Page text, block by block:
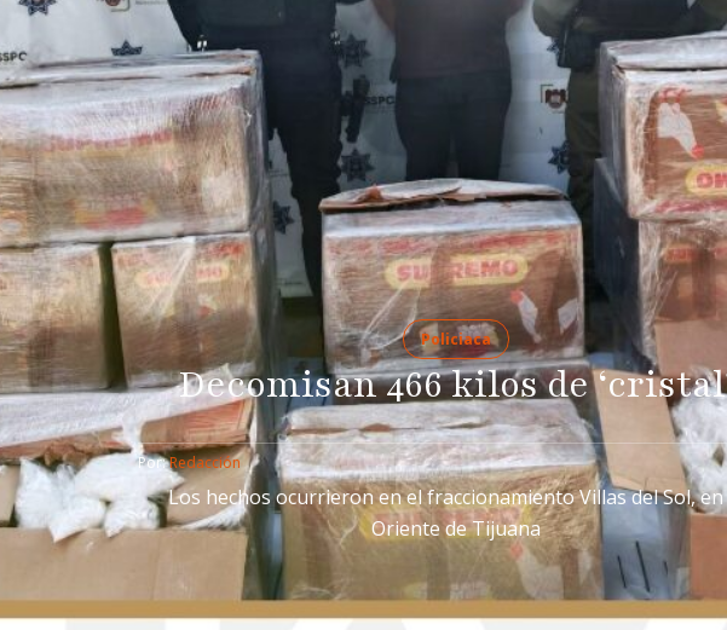
Policiaca
Decomisan 466 kilos de
Por: Redacción
Los hechos ocurrieron en el fraccionamiento Villas del Sol,
Oriente de Tijuana